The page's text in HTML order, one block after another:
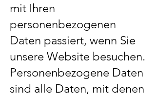
mit Ihren
personenbezogenen
Daten passiert, wenn Sie
unsere Website besuchen.
Personenbezogene Daten
sind alle Daten, mit denen